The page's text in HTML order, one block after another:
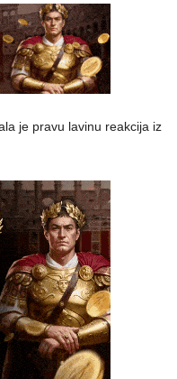
je pravu lavinu reakcija iz